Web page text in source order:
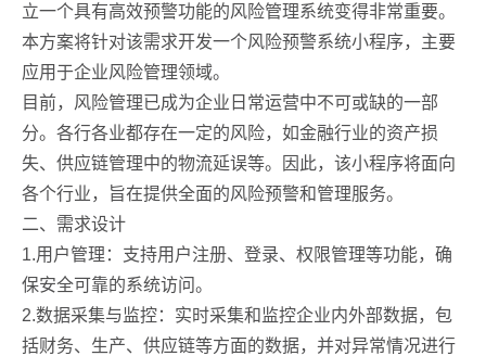
立一个具有高效预警功能的风险管理系统变得非常重要。
本方案将针对该需求开发一个风险预警系统小程序，主要
应用于企业风险管理领域。
目前，风险管理已成为企业日常运营中不可或缺的一部
分。各行各业都存在一定的风险，如金融行业的资产损
失、供应链管理中的物流延误等。因此，该小程序将面向
各个行业，旨在提供全面的风险预警和管理服务。
二、需求设计
1.用户管理：支持用户注册、登录、权限管理等功能，确
保安全可靠的系统访问。
2.数据采集与监控：实时采集和监控企业内外部数据，包
括财务、生产、供应链等方面的数据，并对异常情况进行